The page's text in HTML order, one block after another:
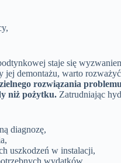
staje się
jej demontażu, warto
rozwiązania
niż pożytku. Zatrudniając
diagnozę,
uszkodzeń w instalacji,